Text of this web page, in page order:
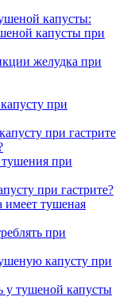
капусты:
капусты при
желудка при
при
при гастрите
тушения при
при гастрите?
имеет тушеная
при
капусту при
у тушеной капусты